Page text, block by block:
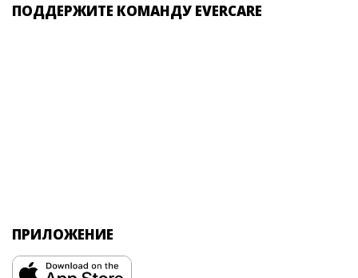
ПОДДЕРЖИТЕ КОМАНДУ EVERCARE
ПРИЛОЖЕНИЕ